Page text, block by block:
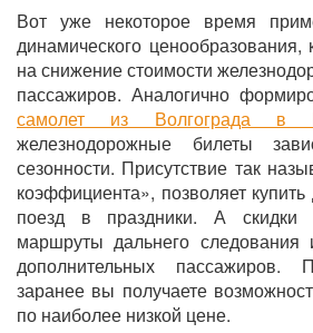
Вот уже некоторое время
динамического ценообразования,
на снижение стоимости
пассажиров. Аналогично
самолет из Волгограда в
железнодорожные билеты
сезонности. Присутствие так
коэффициента», позволяет
поезд в праздники. А
маршруты дальнего
дополнительных пассажиров.
заранее вы получаете
по наиболее низкой цене.